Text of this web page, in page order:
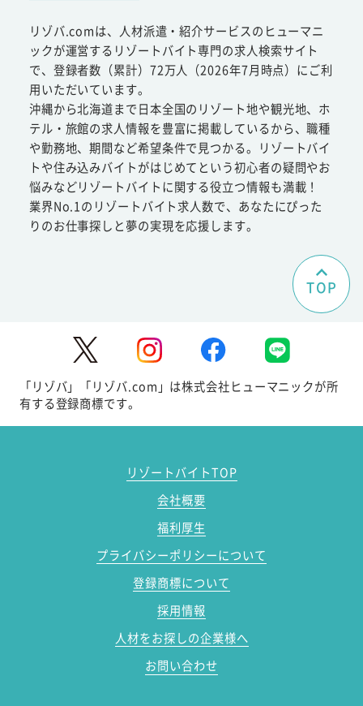
リゾバ.comは、人材派遣・紹介サービスのヒューマニ
ックが運営するリゾートバイト専門の求人検索サイト
で、登録者数（累計）72万人（2026年7月時点）にご利
用いただいています。
沖縄から北海道まで日本全国のリゾート地や観光地、ホ
テル・旅館の求人情報を豊富に掲載しているから、職種
や勤務地、期間など希望条件で見つかる。リゾートバイ
トや住み込みバイトがはじめてという初心者の疑問やお
悩みなどリゾートバイトに関する役立つ情報も満載！
業界No.1のリゾートバイト求人数で、あなたにぴった
りのお仕事探しと夢の実現を応援します。
TOP
「リゾバ」「リゾバ.com」は株式会社ヒューマニックが所
有する登録商標です。
リゾートバイトTOP
会社概要
福利厚生
プライバシーポリシーについて
登録商標について
採用情報
人材をお探しの企業様へ
お問い合わせ